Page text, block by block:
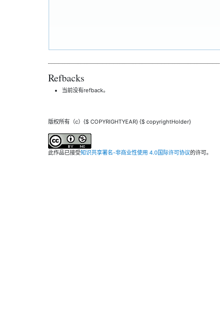
Refbacks
当前没有refback。
版权所有（c）{$ COPYRIGHTYEAR} {$ copyrightHolder}
此作品已接受知识共享署名-非商业性使用 4.0国际许可协议的许可。